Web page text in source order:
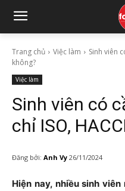
Trang chủ Việc làm
Sinh viên
không?
Việc làm
Sinh viên có
chỉ ISO,
Đăng bởi: Anh Vy 26/11/2024
Hiện nay, nhiều sinh